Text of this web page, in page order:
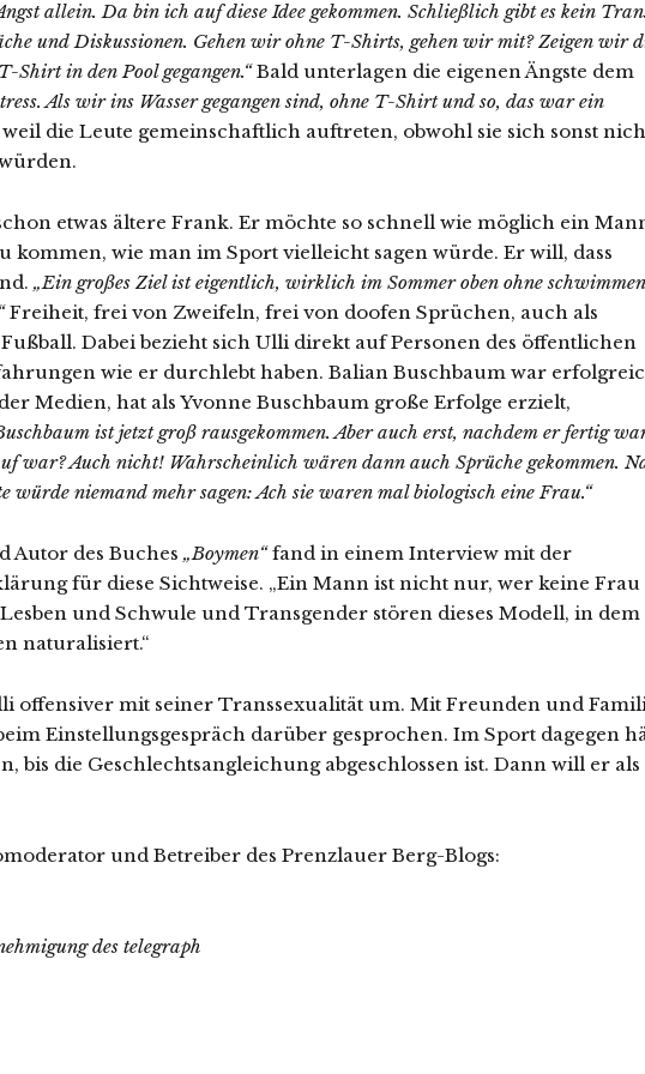
allein. Da bin ich auf diese Idee gekommen. Schließlich gibt es kein
und Diskussionen. Gehen wir ohne T-Shirts, gehen wir mit? Zeigen wir
Shirt in den Pool gegangen.“Bald unterlagen die eigenen Ängste dem
Als wir ins Wasser gegangen sind, ohne T-Shirt und so, das war ein
die Leute gemeinschaftlich auftreten, obwohl sie sich sonst
etwas ältere Frank. Er möchte so schnell wie möglich ein
kommen, wie man im Sport vielleicht sagen würde. Er will, dass
„Ein großes Ziel ist eigentlich, wirklich im Sommer oben ohne schwimmen
Freiheit, frei von Zweifeln, frei von doofen Sprüchen, auch als
Dabei bezieht sich Ulli direkt auf Personen des öffentlichen
wie er durchlebt haben. Balian Buschbaum war
Medien, hat als Yvonne Buschbaum große Erfolge erzielt,
ist jetzt groß rausgekommen. Aber auch erst, nachdem er fertig
war? Auch nicht! Wahrscheinlich wären dann auch Sprüche gekommen.
würde niemand mehr sagen: Ach sie waren mal biologisch eine Frau.“
Autor des Buches „Boymen“fand in einem Interview mit der
für diese Sichtweise. „Ein Mann ist nicht nur, wer keine Frau
und Schwule und Transgender stören dieses Modell, in dem
naturalisiert.“
offensiver mit seiner Transsexualität um. Mit Freunden und
Einstellungsgespräch darüber gesprochen. Im Sport dagegen
bis die Geschlechtsangleichung abgeschlossen ist. Dann will er als
und Betreiber des Prenzlauer Berg-Blogs:
des telegraph